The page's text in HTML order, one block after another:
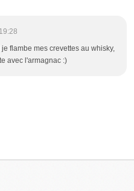
flambe mes crevettes au whisky,
avec l'armagnac :)